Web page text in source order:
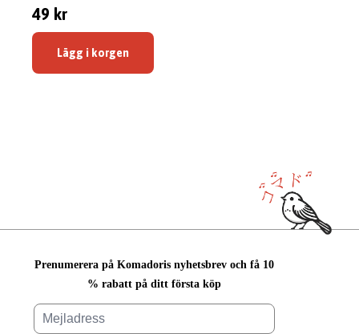
49 kr
Lägg i korgen
Prenumerera på Komadoris nyhetsbrev och få 10
% rabatt på ditt första köp